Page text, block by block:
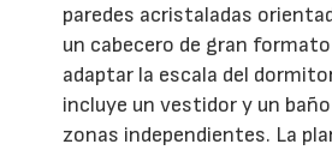
paredes acristaladas
un cabecero de gran
adaptar la escala del
incluye un vestidor y un
zonas independientes. La